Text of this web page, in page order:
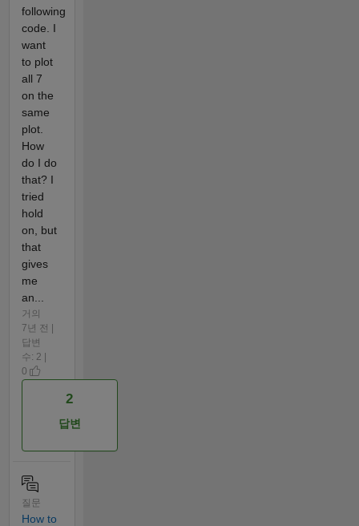
following
code. I
want
to plot
all 7
on the
same
plot.
How
do I do
that? I
tried
hold
on, but
that
gives
me
an...
거의
7년 전 |
답변
수: 2 |
0
2
답변
질문
How to